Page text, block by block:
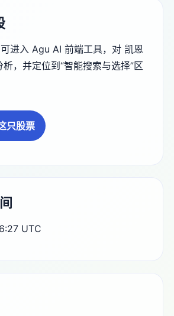
进入 Agu AI 前端工具，对 凯恩
，并定位到“智能搜索与选择”区
只股票
UTC